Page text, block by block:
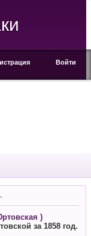
Войти
)
за 1858 год.